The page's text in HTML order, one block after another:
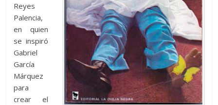
Reyes
Palencia,
en quien
se inspiró
Gabriel
García
Márquez
para
crear el